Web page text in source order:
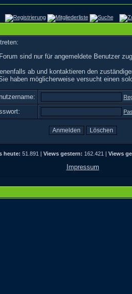
sind nur für angemeldete Benutzer
ab und kontaktieren den
haben möglicherweise versucht einen
heute: 51.891 | Views gestern: 162.421 | Views
Impressum